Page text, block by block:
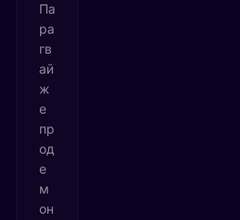
Па
ра
гв
ай
ж
е
пр
од
е
м
он